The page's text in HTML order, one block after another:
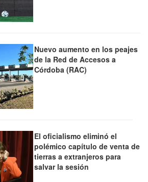
Nuevo aumento en los peajes
de la Red de Accesos a
Córdoba (RAC)
El oficialismo eliminó el
polémico capítulo de venta de
tierras a extranjeros para
salvar la sesión